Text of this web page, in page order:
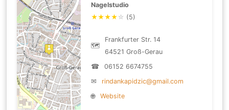
Nagelstudio
★★★★ ☆ (5)
🗺
Frankfurter Str. 14
64521 Groß-Gerau
☎
06152 6674755
✉
rindankapidzic@gmail.com
🌐
Website